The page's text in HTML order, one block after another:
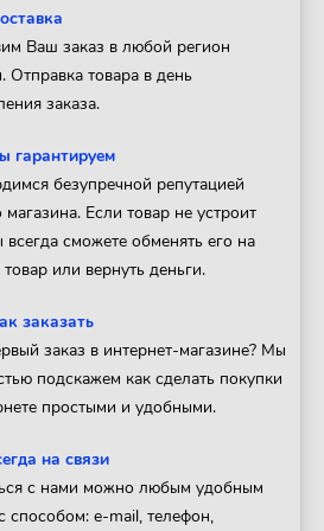
Ваш заказ в любой регион
Отправка товара в день
заказа.
гарантируем
безупречной репутацией
магазина. Если товар не устроит
всегда сможете обменять его на
или вернуть деньги.
заказать
заказ в интернет-магазине? Мы
подскажем как сделать покупки
простыми и удобными.
на связи
с нами можно любым удобным
способом: e-mail, телефон,